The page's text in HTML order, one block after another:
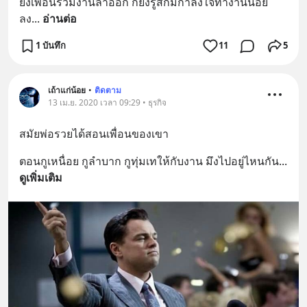
ลง... อ่านต่อ
1 บันทึก 11 5
เถ้าแก่น้อย • ติดตาม
13 เม.ย. 2020 เวลา 09:29 • ธุรกิจ
สมัยพ่อรวยได้สอนเพื่อนของเขา
ตอนกูเหนื่อย กูลำบาก กูทุ่มเทให้กับงาน มึงไปอยู่ไหนกัน
ดูเพิ่มเติม